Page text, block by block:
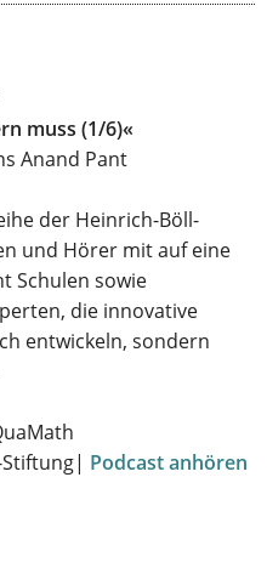
muss (1/6)«
Anand Pant
der Heinrich-Böll-
und Hörer mit auf eine
Schulen sowie
die innovative
entwickeln, sondern
Podcast anhören